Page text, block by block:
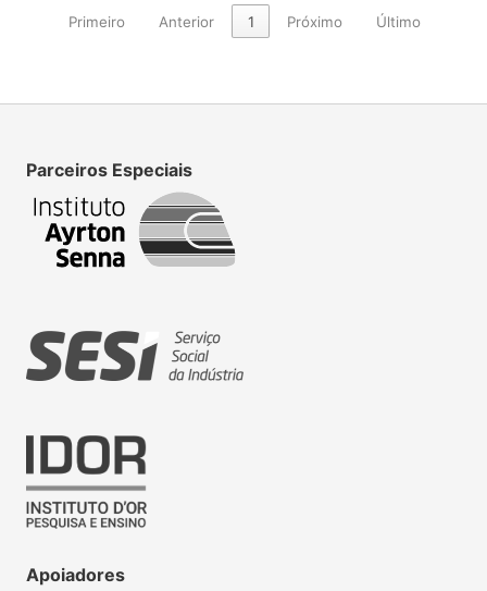
Primeiro Anterior 1 Próximo Último
Parceiros Especiais
Apoiadores